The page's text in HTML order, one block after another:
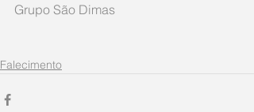
Grupo São Dimas
Falecimento